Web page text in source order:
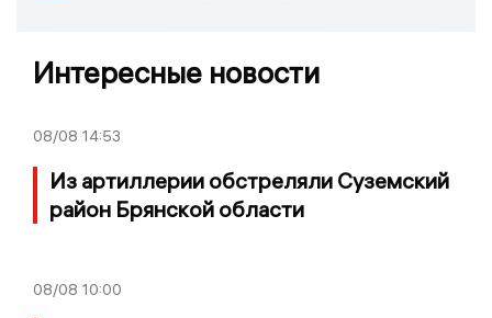
Интересные новости
08/08 14:53
Из артиллерии обстреляли Суземский
район Брянской области
08/08 10:00